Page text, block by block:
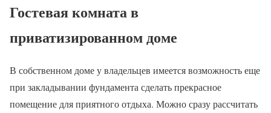
Гостевая комната в
приватизированном доме
В собственном доме у владельцев имеется возможность еще
при закладывании фундамента сделать прекрасное
помещение для приятного отдыха. Можно сразу рассчитать